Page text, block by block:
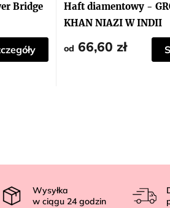
Bridge
Haft diamentowy -
KHAN NIAZI W INDII
od 66,60 zł
Wysyłka
w ciągu 24 godzin